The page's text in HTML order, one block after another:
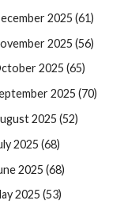
2025 (61)
2025 (56)
2025 (65)
2025 (70)
2025 (52)
2025 (68)
2025 (68)
2025 (53)